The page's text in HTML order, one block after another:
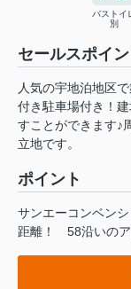
バストイ
別
セールスポイン
人気の宇地泊地区
付き駐車場付き！
すことができます♪
立地です。
ポイント
サンエーコンベン
距離！
58沿いの